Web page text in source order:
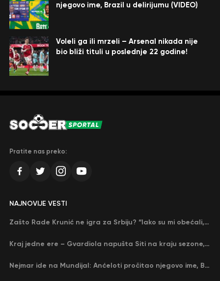
njegovo ime, Brazil u delirijumu (VIDEO)
Voleli ga ili mrzeli – Arsenal nikada nije
bio bliži tituli u poslednje 22 godine!
Pratite nas preko:
NAJNOVIJE VESTI
Zašto Rade Krunić ne igra za Srbiju? “Iako su mi obećali, niko me nije zvao…”
Kraj jedne ere – Gvardiola napušta Siti na kraju sezone, menja ga njegov nekadašnji rival
Nejmar ide na Mundijal: Anćeloti pročitao njegovo ime, Brazil u delirijumu (VIDEO)